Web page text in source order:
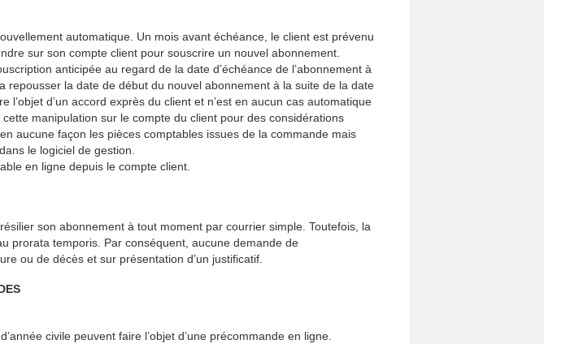
automatique. Un mois avant échéance, le client est prévenu
sur son compte client pour souscrire un nouvel abonnement.
anticipée au regard de la date d’échéance de l’abonnement à
la date de début du nouvel abonnement à la suite de la date
l’objet d’un accord exprès du client et n’est en aucun cas automatique
manipulation sur le compte du client pour des considérations
aucune façon les pièces comptables issues de la commande mais
le logiciel de gestion.
en ligne depuis le compte client.
son abonnement à tout moment par courrier simple. Toutefois, la
prorata temporis. Par conséquent, aucune demande de
ou de décès et sur présentation d’un justificatif.
civile peuvent faire l’objet d’une précommande en ligne.